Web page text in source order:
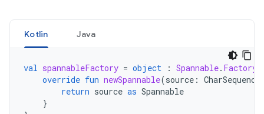
Kotlin Java
val spannableFactory = object : Spannable. Factory
override fun newSpannable(source :
return source as Spannable
}